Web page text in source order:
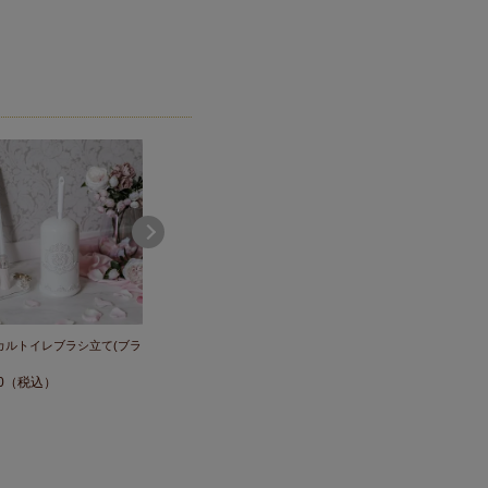
ルトイレブラシ立て(ブラ
（税込）